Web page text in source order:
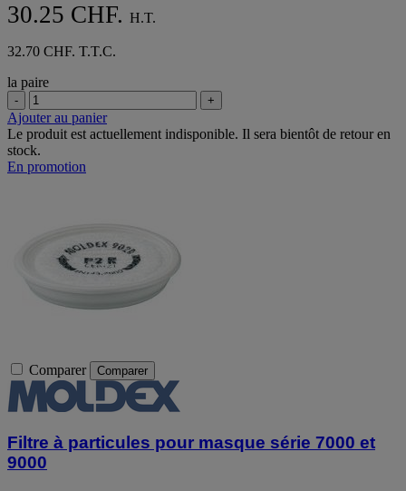
30.25 CHF. H.T.
32.70 CHF. T.T.C.
la paire
- +
Ajouter au panier
Le produit est actuellement indisponible. Il sera bientôt de retour en
stock.
En promotion
Comparer Comparer
Filtre à particules pour masque série 7000 et
9000